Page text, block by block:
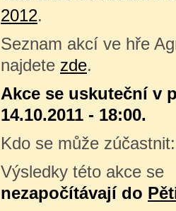
2012.
Seznam akcí ve hře
najdete zde.
Akce se uskuteční v
14.10.2011 - 18:00.
Kdo se může
Výsledky této akce se
nezapočítávají do